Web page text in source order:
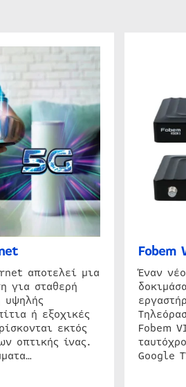
αποτελεί μια
για σταθερή
υψηλής
ή εξοχικές
εκτός
οπτικής ίνας.
Fobem
Έναν
Fobem
Google